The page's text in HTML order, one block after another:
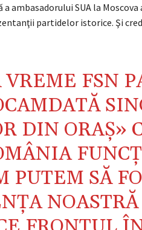
a ambasadorului SUA la
partidelor istorice. Şi
VREME FSN
DIN ORAŞ»
PUTEM SĂ